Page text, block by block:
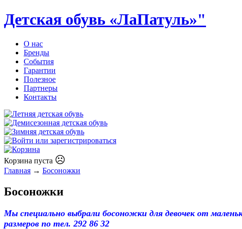
Детская обувь «ЛаПатуль»"
О нас
Бренды
События
Гарантии
Полезное
Партнеры
Контакты
Корзина пуста ☹
Главная → Босоножки
Босоножки
Мы специально выбрали босоножки для девочек от
размеров по тел. 292 86 32